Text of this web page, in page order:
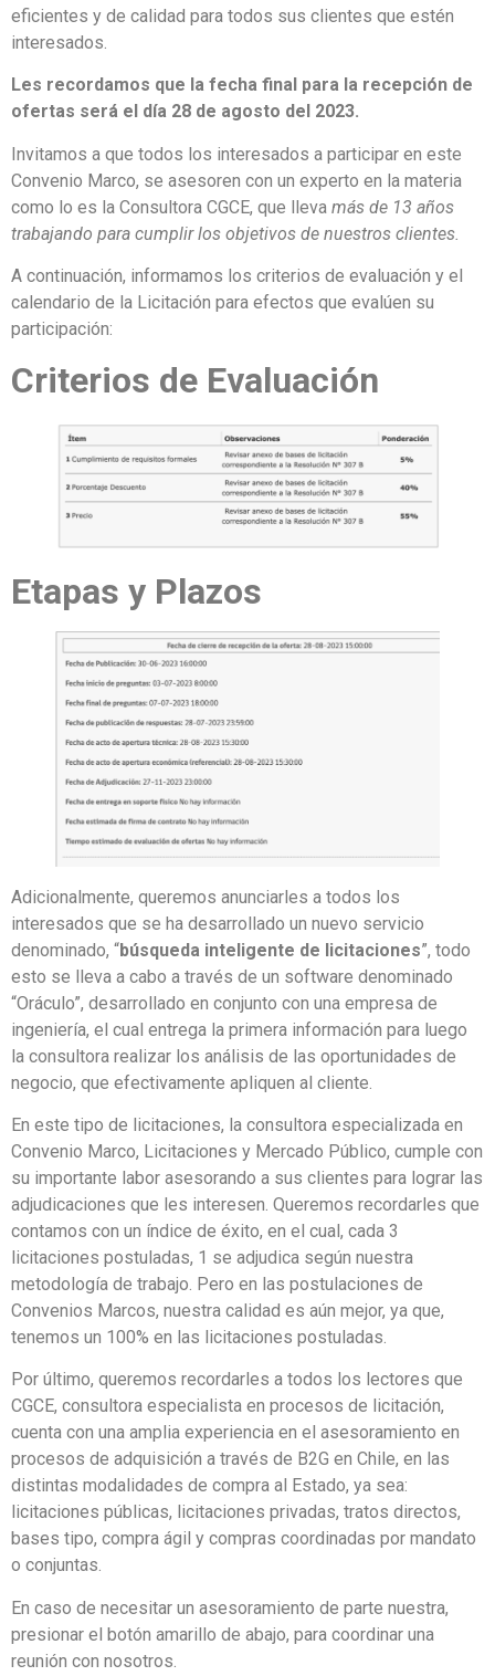
eficientes y de calidad para todos sus clientes que estén
interesados.
Les recordamos que la fecha final para la recepción de
ofertas será el día 28 de agosto del 2023.
Invitamos a que todos los interesados a participar en este
Convenio Marco, se asesoren con un experto en la materia
como lo es la Consultora CGCE, que lleva más de 13 años
trabajando para cumplir los objetivos de nuestros clientes.
A continuación, informamos los criterios de evaluación y el
calendario de la Licitación para efectos que evalúen su
participación:
Criterios de Evaluación
Etapas y Plazos
Adicionalmente, queremos anunciarles a todos los
interesados que se ha desarrollado un nuevo servicio
denominado, “búsqueda inteligente de licitaciones”, todo
esto se lleva a cabo a través de un software denominado
“Oráculo”, desarrollado en conjunto con una empresa de
ingeniería, el cual entrega la primera información para luego
la consultora realizar los análisis de las oportunidades de
negocio, que efectivamente apliquen al cliente.
En este tipo de licitaciones, la consultora especializada en
Convenio Marco, Licitaciones y Mercado Público, cumple con
su importante labor asesorando a sus clientes para lograr las
adjudicaciones que les interesen. Queremos recordarles que
contamos con un índice de éxito, en el cual, cada 3
licitaciones postuladas, 1 se adjudica según nuestra
metodología de trabajo. Pero en las postulaciones de
Convenios Marcos, nuestra calidad es aún mejor, ya que,
tenemos un 100% en las licitaciones postuladas.
Por último, queremos recordarles a todos los lectores que
CGCE, consultora especialista en procesos de licitación,
cuenta con una amplia experiencia en el asesoramiento en
procesos de adquisición a través de B2G en Chile, en las
distintas modalidades de compra al Estado, ya sea:
licitaciones públicas, licitaciones privadas, tratos directos,
bases tipo, compra ágil y compras coordinadas por mandato
o conjuntas.
En caso de necesitar un asesoramiento de parte nuestra,
presionar el botón amarillo de abajo, para coordinar una
reunión con nosotros.